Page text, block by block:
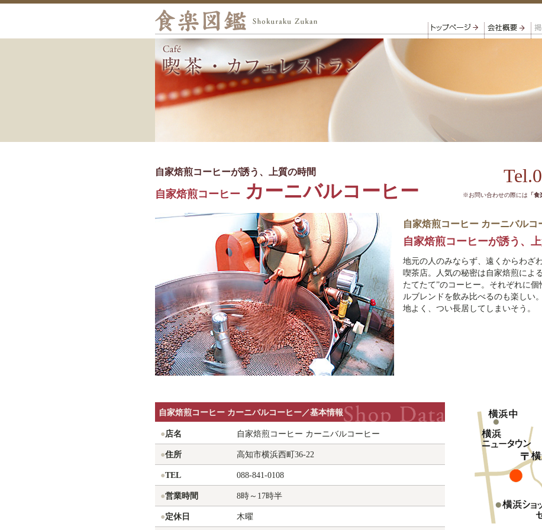
自家焙煎コーヒーが誘う、上質の時間
自家焙煎コーヒー カーニバルコーヒー ※お問い合わせの際には 「
自家焙煎コーヒー カーニバルコ
自家焙煎コーヒーが誘う、
地元の人のみならず、遠くからわざ
喫茶店。人気の秘密は自家焙煎によ
たてたて”のコーヒー。それぞれに
ルブレンドを飲み比べるのも楽しい
地よく、つい長居してしまいそう。
自家焙煎コーヒー カーニバルコーヒー／基本情報
●店名 自家焙煎コーヒー カーニバルコーヒー
●住所 高知市横浜西町36-22
●TEL 088-841-0108
●営業時間 8時～17時半
●定休日 木曜